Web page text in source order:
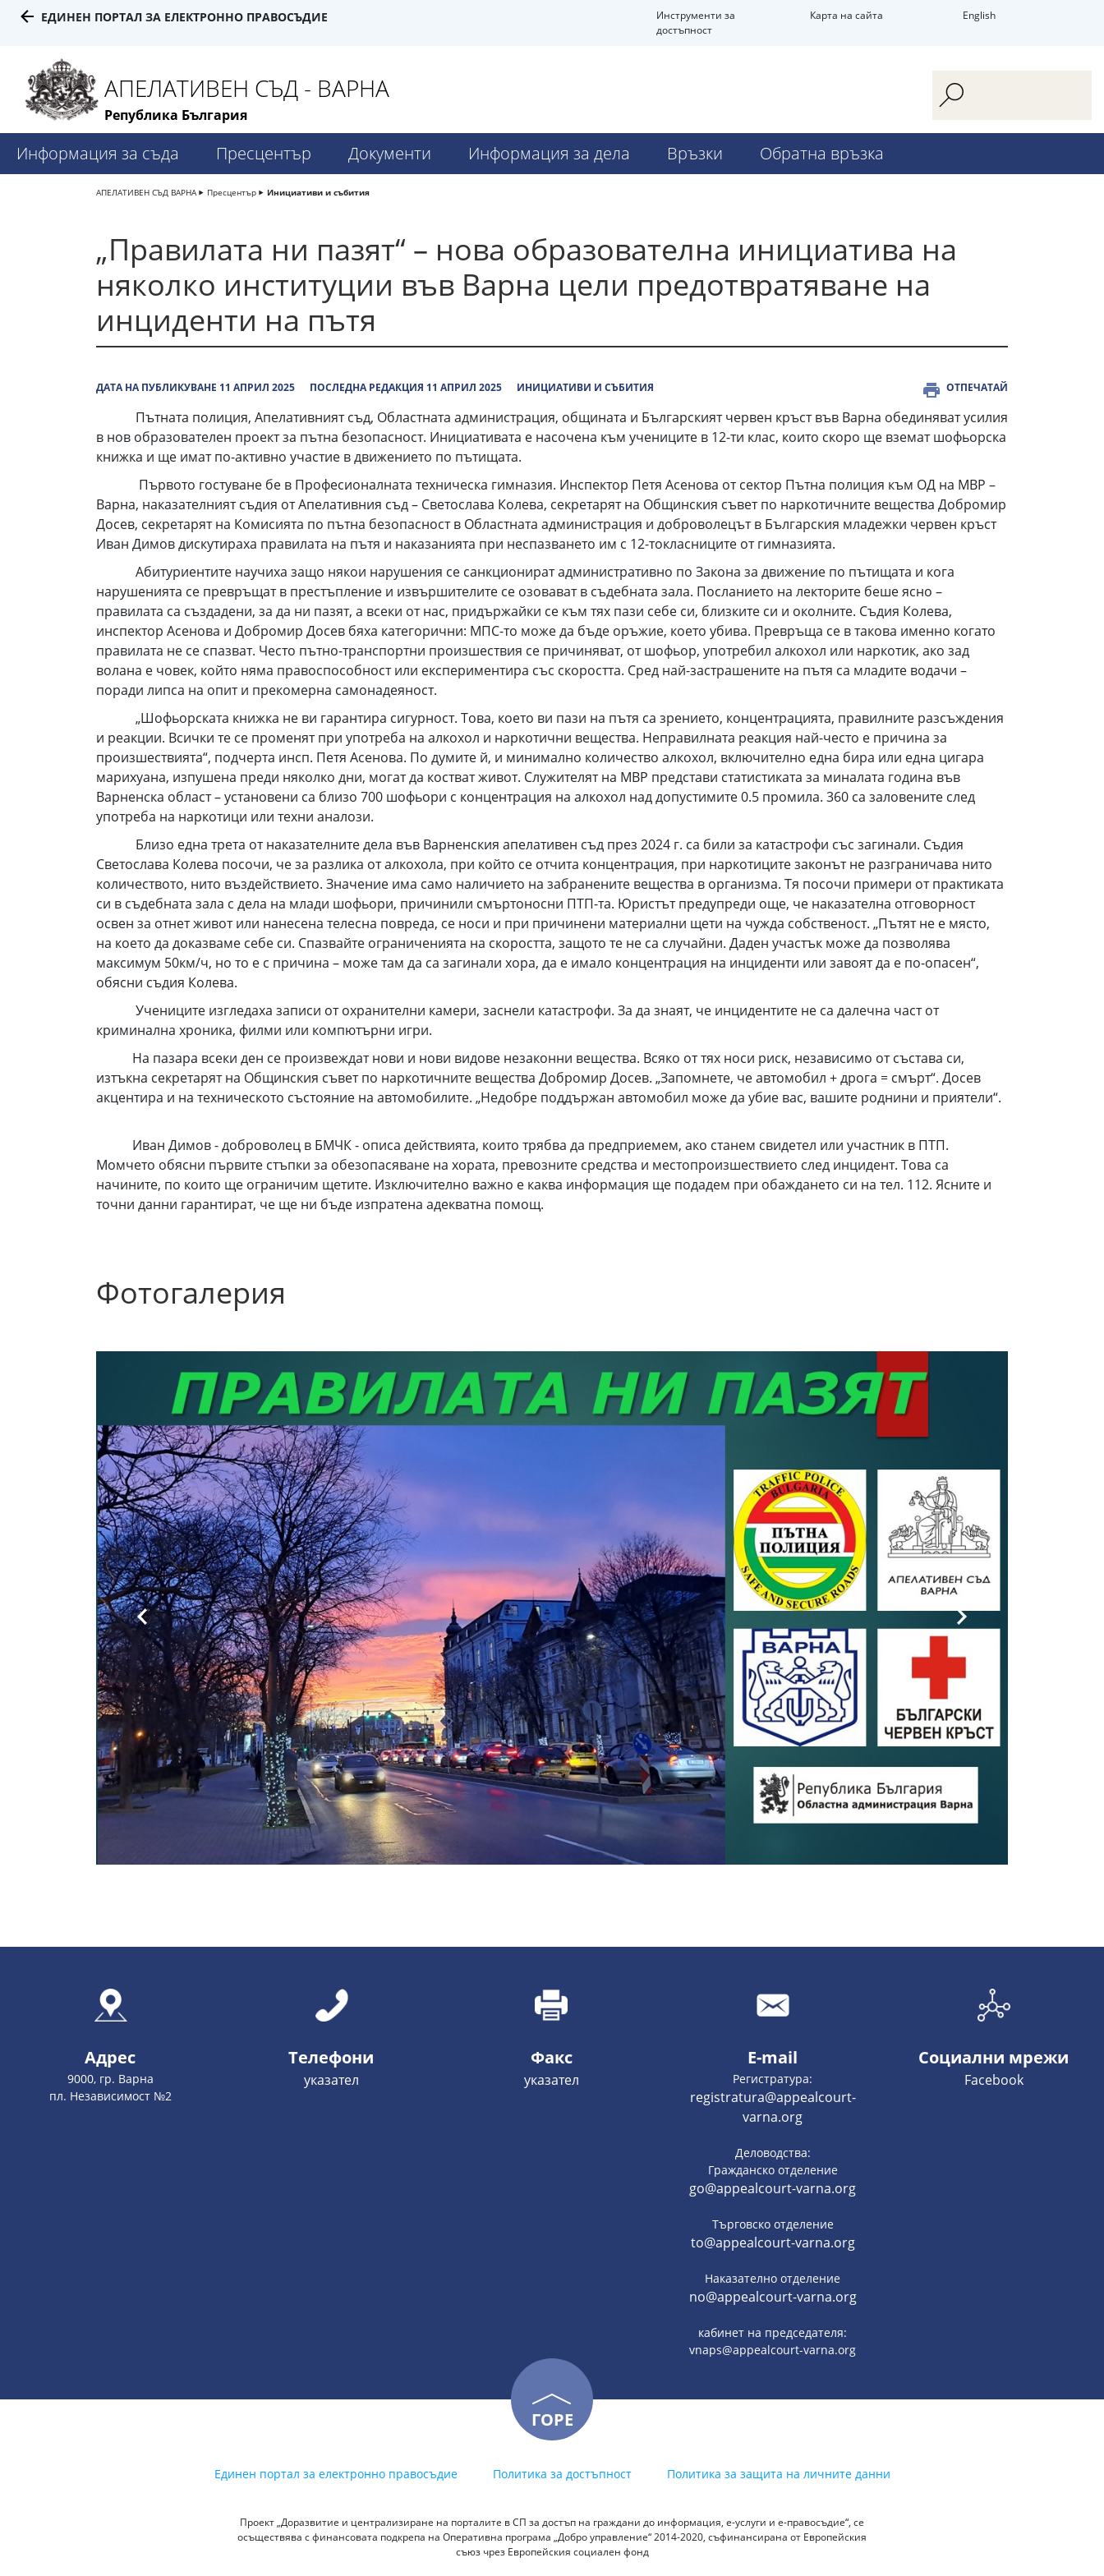
ЕДИНЕН ПОРТАЛ ЗА ЕЛЕКТРОННО ПРАВОСЪДИЕ
Инструменти за
достъпност
Карта на сайта English
АПЕЛАТИВЕН СЪД - ВАРНА
Република България
Информация за съда Пресцентър Документи Информация за дела Връзки Обратна връзка
АПЕЛАТИВЕН СЪД ВАРНА Пресцентър Инициативи и събития
„Правилата ни пазят“ – нова образователна инициатива на
няколко институции във Варна цели предотвратяване на
инциденти на пътя
ДАТА НА ПУБЛИКУВАНЕ 11 АПРИЛ 2025 ПОСЛЕДНА РЕДАКЦИЯ 11 АПРИЛ 2025 ИНИЦИАТИВИ И СЪБИТИЯ ОТПЕЧАТАЙ
Пътната полиция, Апелативният съд, Областната администрация, общината и Българският червен кръст във Варна обединяват усилия
в нов образователен проект за пътна безопасност. Инициативата е насочена към учениците в 12-ти клас, които скоро ще вземат шофьорска
книжка и ще имат по-активно участие в движението по пътищата.
Първото гостуване бе в Професионалната техническа гимназия. Инспектор Петя Асенова от сектор Пътна полиция към ОД на МВР –
Варна, наказателният съдия от Апелативния съд – Светослава Колева, секретарят на Общинския съвет по наркотичните вещества Добромир
Досев, секретарят на Комисията по пътна безопасност в Областната администрация и доброволецът в Българския младежки червен кръст
Иван Димов дискутираха правилата на пътя и наказанията при неспазването им с 12-токласниците от гимназията.
Абитуриентите научиха защо някои нарушения се санкционират административно по Закона за движение по пътищата и кога
нарушенията се превръщат в престъпление и извършителите се озовават в съдебната зала. Посланието на лекторите беше ясно –
правилата са създадени, за да ни пазят, а всеки от нас, придържайки се към тях пази себе си, близките си и околните. Съдия Колева,
инспектор Асенова и Добромир Досев бяха категорични: МПС-то може да бъде оръжие, което убива. Превръща се в такова именно когато
правилата не се спазват. Често пътно-транспортни произшествия се причиняват, от шофьор, употребил алкохол или наркотик, ако зад
волана е човек, който няма правоспособност или експериментира със скоростта. Сред най-застрашените на пътя са младите водачи –
поради липса на опит и прекомерна самонадеяност.
„Шофьорската книжка не ви гарантира сигурност. Това, което ви пази на пътя са зрението, концентрацията, правилните разсъждения
и реакции. Всички те се променят при употреба на алкохол и наркотични вещества. Неправилната реакция най-често е причина за
произшествията“, подчерта инсп. Петя Асенова. По думите й, и минимално количество алкохол, включително една бира или една цигара
марихуана, изпушена преди няколко дни, могат да костват живот. Служителят на МВР представи статистиката за миналата година във
Варненска област – установени са близо 700 шофьори с концентрация на алкохол над допустимите 0.5 промила. 360 са заловените след
употреба на наркотици или техни аналози.
Близо една трета от наказателните дела във Варненския апелативен съд през 2024 г. са били за катастрофи със загинали. Съдия
Светослава Колева посочи, че за разлика от алкохола, при който се отчита концентрация, при наркотиците законът не разграничава нито
количеството, нито въздействието. Значение има само наличието на забранените вещества в организма. Тя посочи примери от практиката
си в съдебната зала с дела на млади шофьори, причинили смъртоносни ПТП-та. Юристът предупреди още, че наказателна отговорност
освен за отнет живот или нанесена телесна повреда, се носи и при причинени материални щети на чужда собственост. „Пътят не е място,
на което да доказваме себе си. Спазвайте ограниченията на скоростта, защото те не са случайни. Даден участък може да позволява
максимум 50км/ч, но то е с причина – може там да са загинали хора, да е имало концентрация на инциденти или завоят да е по-опасен“,
обясни съдия Колева.
Учениците изгледаха записи от охранителни камери, заснели катастрофи. За да знаят, че инцидентите не са далечна част от
криминална хроника, филми или компютърни игри.
На пазара всеки ден се произвеждат нови и нови видове незаконни вещества. Всяко от тях носи риск, независимо от състава си,
изтъкна секретарят на Общинския съвет по наркотичните вещества Добромир Досев. „Запомнете, че автомобил + дрога = смърт“. Досев
акцентира и на техническото състояние на автомобилите. „Недобре поддържан автомобил може да убие вас, вашите роднини и приятели“.
Иван Димов - доброволец в БМЧК - описа действията, които трябва да предприемем, ако станем свидетел или участник в ПТП.
Момчето обясни първите стъпки за обезопасяване на хората, превозните средства и местопроизшествието след инцидент. Това са
начините, по които ще ограничим щетите. Изключително важно е каква информация ще подадем при обаждането си на тел. 112. Ясните и
точни данни гарантират, че ще ни бъде изпратена адекватна помощ.
Фотогалерия
Адрес
9000, гр. Варна
пл. Независимост №2
Телефони
указател
Факс
указател
E-mail
Регистратура:
registratura@appealcourt-
varna.org
Деловодства:
Гражданско отделение
go@appealcourt-varna.org
Търговско отделение
to@appealcourt-varna.org
Наказателно отделение
no@appealcourt-varna.org
кабинет на председателя:
vnaps@appealcourt-varna.org
Социални мрежи
Facebook
ГОРЕ
Единен портал за електронно правосъдие Политика за достъпност Политика за защита на личните данни
Проект „Доразвитие и централизиране на порталите в СП за достъп на граждани до информация, е-услуги и е-правосъдие“, се
осъществява с финансовата подкрепа на Оперативна програма „Добро управление“ 2014-2020, съфинансирана от Европейския
съюз чрез Европейския социален фонд